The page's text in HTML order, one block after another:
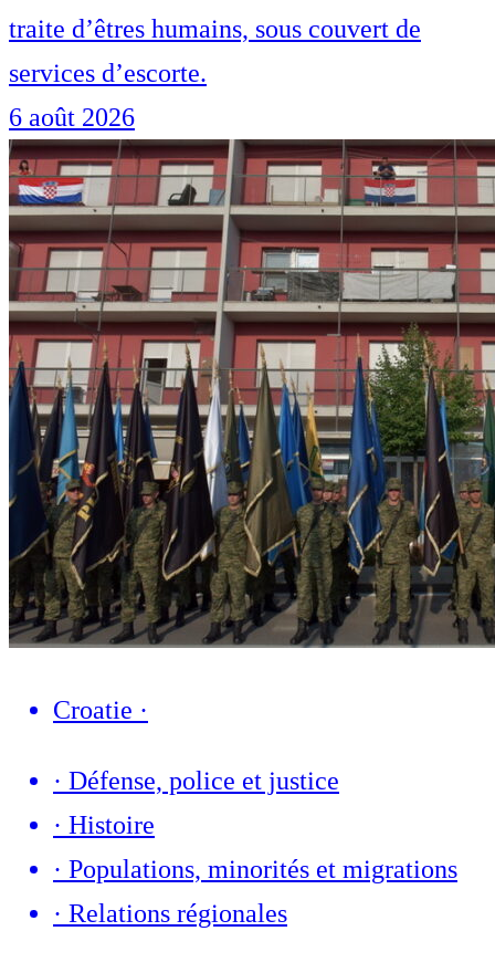
traite d’êtres humains, sous couvert de
services d’escorte.
6 août 2026
Croatie ·
· Défense, police et justice
· Histoire
· Populations, minorités et migrations
· Relations régionales